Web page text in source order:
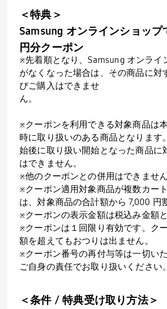
＜特典＞
Samsung オンラインショップ
円分クーポン
※先着順となり、Samsung オンライ
がなくなった場合は、その商品に対
びご購入はできませ
ん。
※クーポンを利用できる対象商品は
時に取り扱いのある商品となります
始後に取り扱い開始となった商品に
はできません。
※他のクーポンとの併用はできません
※クーポン適用対象商品が複数カー
は、対象商品の合計額から 7,000 円
※クーポンの表示金額は税込み金額と
※クーポンは１回限り有効です。ク
額を超えてもおつりは出ません。
※クーポン番号の再付与等は一切い
ご自身の責任でお取り扱いください。
＜条件 / 特典受け取り方法＞